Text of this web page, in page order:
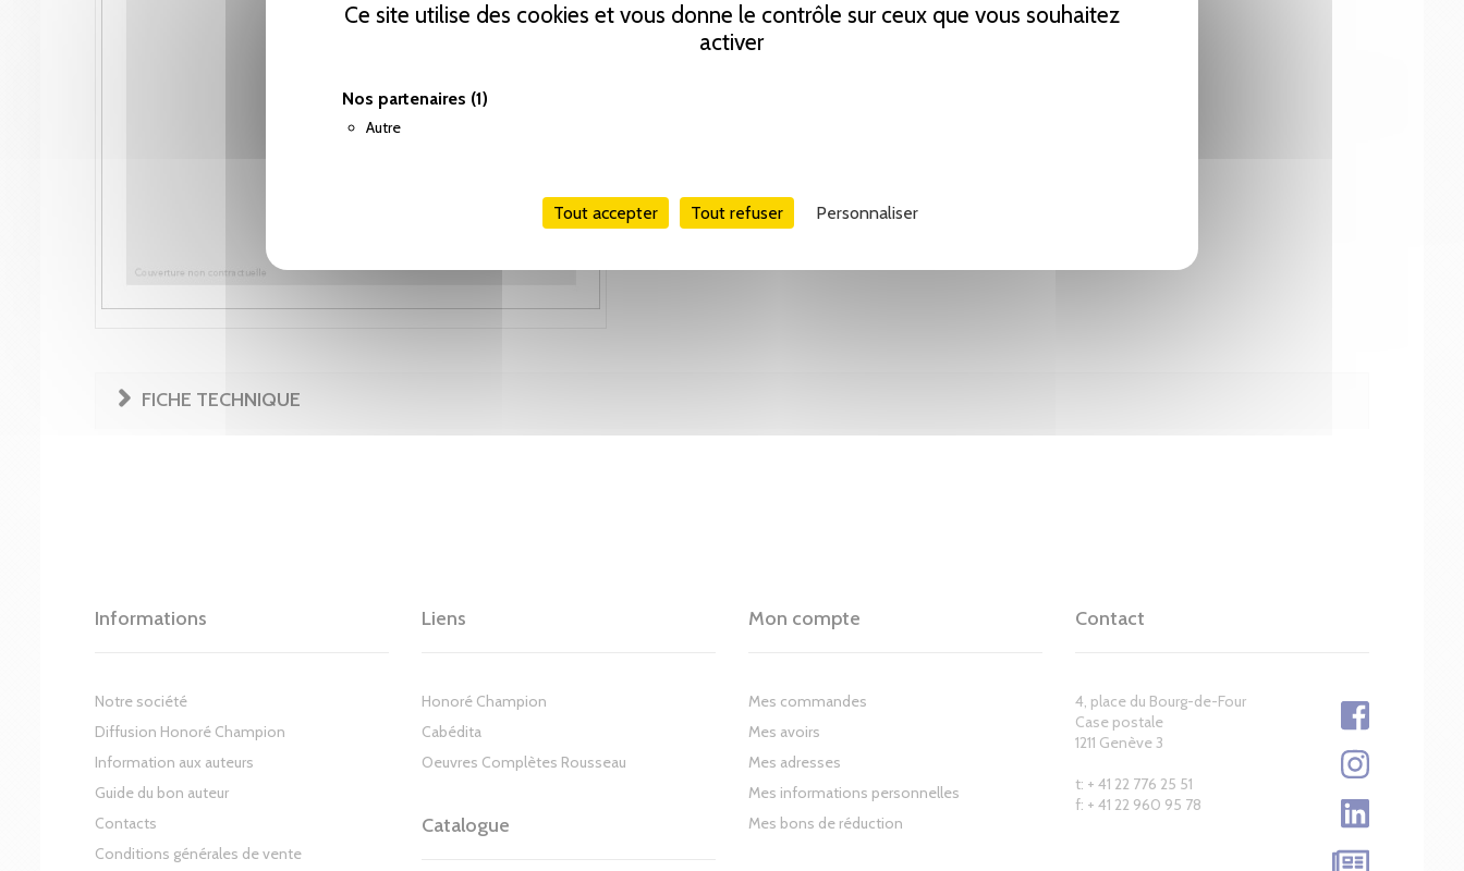
Ce site utilise des cookies et vous donne le contrôle sur ceux que vous souhaitez
activer
Nos partenaires (1)
Autre
Tout accepter Tout refuser Personnaliser
FICHE TECHNIQUE
Informations
Notre société
Diffusion Honoré Champion
Information aux auteurs
Guide du bon auteur
Contacts
Conditions générales de vente
Liens
Honoré Champion
Cabédita
Oeuvres Complètes Rousseau
Catalogue
Mon compte
Mes commandes
Mes avoirs
Mes adresses
Mes informations personnelles
Mes bons de réduction
Contact
4, place du Bourg-de-Four
Case postale
1211 Genève 3
t: + 41 22 776 25 51
f: + 41 22 960 95 78